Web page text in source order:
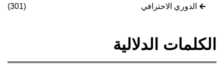
الدوري الاحترافي (301)
الكلمات الدلالية